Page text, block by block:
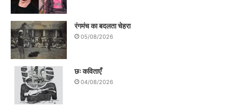
रंगमंच का बदलता चेहरा
05/08/2026
छः कविताएँ
04/08/2026